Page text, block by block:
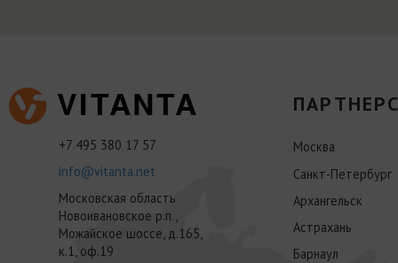
+7 495 380 17 57
info@vitanta.net
Московская область
Новоивановское р.п.,
Можайское шоссе, д.165,
к.1, оф.19
Москва
Санкт-Петербург
Архангельск
Астрахань
Барнаул